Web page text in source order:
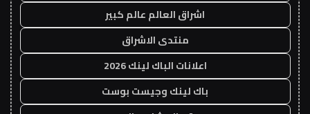
اشراق العالم عالم كبير
منتدى الاشراق
اعلانات الباك لينك 2026
باك لينك وجيست بوست